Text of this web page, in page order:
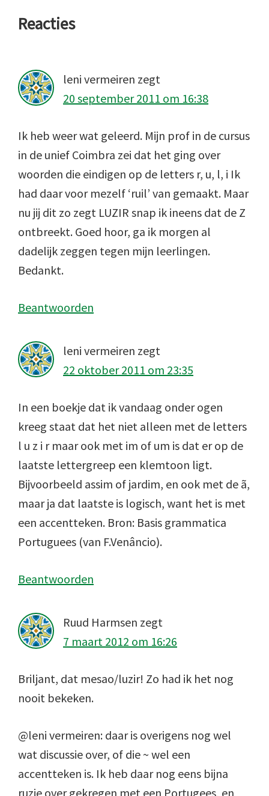
Lees
Reacties
leni vermeiren zegt
20 september 2011 om 16:38
Ik heb weer wat geleerd. Mijn prof in de cursus
in de unief Coimbra zei dat het ging over
woorden die eindigen op de letters r, u, l, i Ik
had daar voor mezelf ‘ruil’ van gemaakt. Maar
nu jij dit zo zegt LUZIR snap ik ineens dat de Z
ontbreekt. Goed hoor, ga ik morgen al
dadelijk zeggen tegen mijn leerlingen.
Bedankt.
Beantwoorden
leni vermeiren zegt
22 oktober 2011 om 23:35
In een boekje dat ik vandaag onder ogen
kreeg staat dat het niet alleen met de letters
l u z i r maar ook met im of um is dat er op de
laatste lettergreep een klemtoon ligt.
Bijvoorbeeld assim of jardim, en ook met de ã,
maar ja dat laatste is logisch, want het is met
een accentteken. Bron: Basis grammatica
Portuguees (van F.Venâncio).
Beantwoorden
Ruud Harmsen zegt
7 maart 2012 om 16:26
Briljant, dat mesao/luzir! Zo had ik het nog
nooit bekeken.
@leni vermeiren: daar is overigens nog wel
wat discussie over, of die ~ wel een
accentteken is. Ik heb daar nog eens bijna
ruzie over gekregen met een Portugees, en